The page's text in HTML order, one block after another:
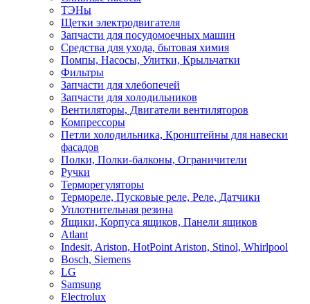
ТЭНы
Щетки электродвигателя
Запчасти для посудомоечных машин
Средства для ухода, бытовая химия
Помпы, Насосы, Улитки, Крыльчатки
Фильтры
Запчасти для хлебопечей
Запчасти для холодильников
Вентиляторы, Двигатели вентиляторов
Компрессоры
Петли холодильника, Кронштейны для навески
фасадов
Полки, Полки-балконы, Ограничители
Ручки
Терморегуляторы
Термореле, Пусковые реле, Реле, Датчики
Уплотнительная резина
Ящики, Корпуса ящиков, Панели ящиков
Atlant
Indesit, Ariston, HotPoint Ariston, Stinol, Whirlpool
Bosch, Siemens
LG
Samsung
Electrolux